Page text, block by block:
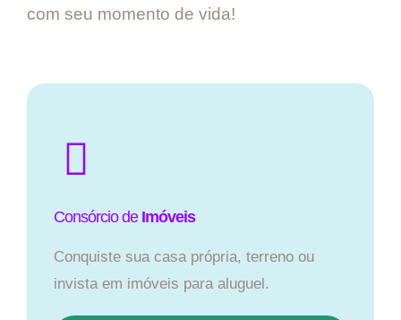
com seu momento de vida!
Consórcio de Imóveis
Conquiste sua casa própria, terreno ou
invista em imóveis para aluguel.